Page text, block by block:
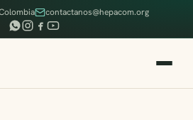
contactanos@hepacom.org